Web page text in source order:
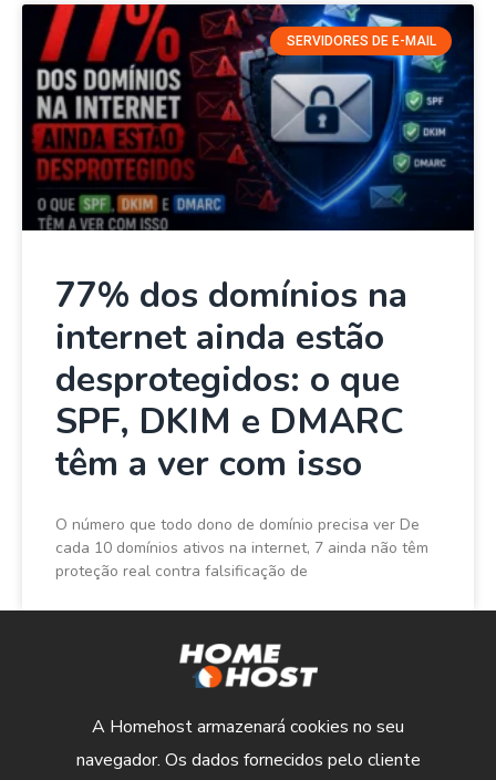
SERVIDORES DE E-MAIL
77% dos domínios na
internet ainda estão
desprotegidos: o que
SPF, DKIM e DMARC
têm a ver com isso
O número que todo dono de domínio precisa ver De
cada 10 domínios ativos na internet, 7 ainda não têm
proteção real contra falsificação de
A Homehost armazenará cookies no seu
navegador. Os dados fornecidos pelo cliente